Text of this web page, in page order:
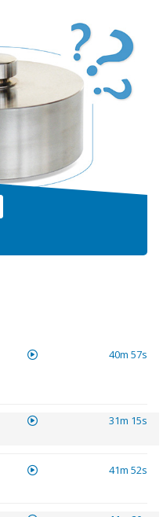
40m 57s
31m 15s
41m 52s